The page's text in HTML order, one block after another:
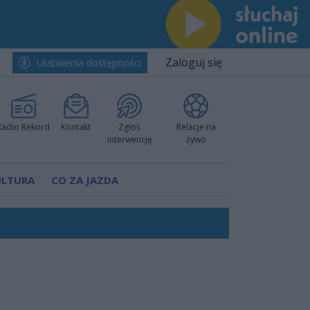
Ułatwienia dostępności Zaloguj się
Rekord Kontakt
Zgłoś
interwencję
Relacje na
żywo
CO ZA JAZDA